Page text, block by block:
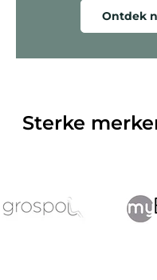
Ontdek
Sterke